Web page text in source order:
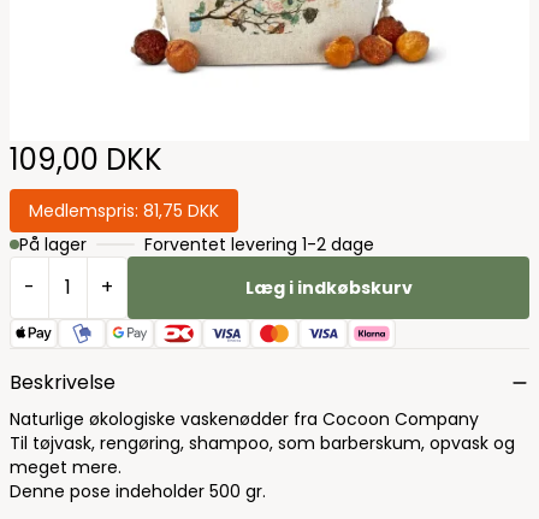
109,00 DKK
Medlemspris: 81,75 DKK
På lager
Forventet levering 1-2 dage
- + Læg i indkøbskurv
Beskrivelse
Naturlige økologiske vaskenødder fra Cocoon Company
Til tøjvask, rengøring, shampoo, som barberskum, opvask og
meget mere.
Denne pose indeholder 500 gr.